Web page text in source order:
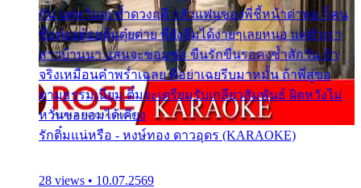
กัน แต่หวั่นจะช้ำดวงฤดี กลัวแฟนของพี่ชี้หน้าด่าทอ ก็คน
ชื่อต๋อยต้อยตุ้มตุ๋ยต่าย พี่ยังลืมได้ง่ายๆเลยหนอ แค่ตัวเรา
สาวบ้านนา แสนจะซอมซ่อ ขืนรักขืนรอคงช้ำสักวัน ถ้า
จริงเหมือนคำพร่ำเฉลย พี่อย่าเฉยรีบมาหมั้น ถ้าพี่สู่ขอ
ตามธรรมเนียม ติ๋มจะเตรียมรับเกลียวสัมพันธ์ ผิดหวังไม่
หวั่นขอยอมได้เคียง
รักติ๋มแน่หรือ - หงษ์ทอง ดาวอุดร (KARAOKE)
28 views • 10.07.2569